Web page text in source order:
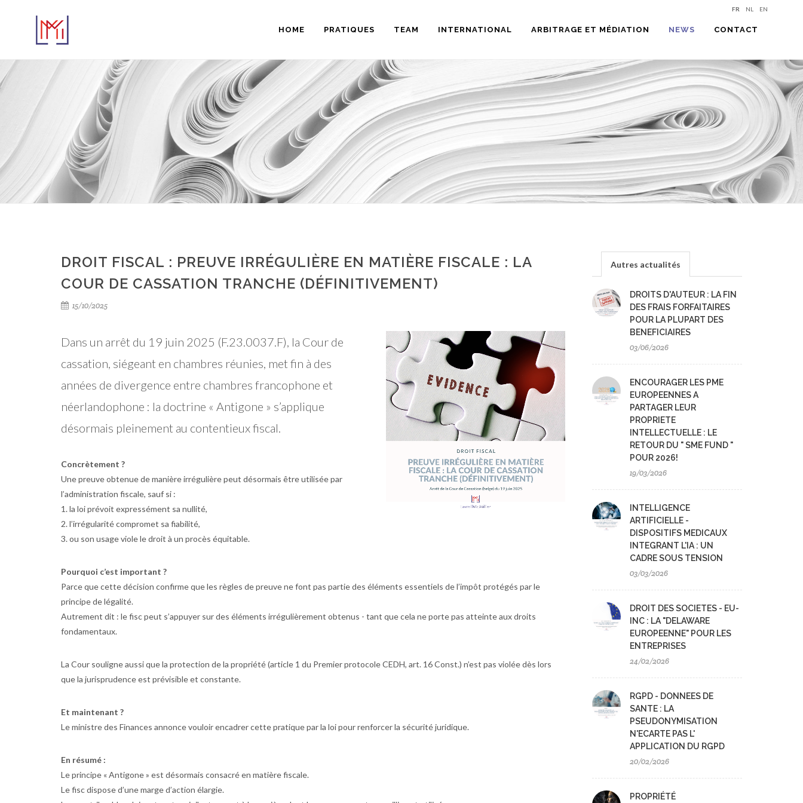
FR NL EN
HOME PRATIQUES TEAM INTERNATIONAL ARBITRAGE ET MÉDIATION NEWS CONTACT
DROIT FISCAL : PREUVE IRRÉGULIÈRE EN MATIÈRE FISCALE : LA
COUR DE CASSATION TRANCHE (DÉFINITIVEMENT)
15/10/2025
Dans un arrêt du 19 juin 2025 (F.23.0037.F), la Cour de
cassation, siégeant en chambres réunies, met fin à des
années de divergence entre chambres francophone et
néerlandophone : la doctrine « Antigone » s’applique
désormais pleinement au contentieux fiscal.
Concrètement ?
Unepreuve obtenue de manière irrégulièrepeut désormais être utilisée par
l’administration fiscale, sauf si :
1. la loi prévoit expressément sa nullité,
2. l’irrégularité compromet sa fiabilité,
3. ou son usage viole le droit à un procès équitable.
Pourquoi c’est important ?
Parce que cette décision confirme que les règles de preuvene font pas partie des éléments essentiels de l’impôt protégés par le
principe de légalité.
Autrement dit : le fisc peut s’appuyer sur des éléments irrégulièrement obtenus - tant que cela ne porte pas atteinte aux droits
fondamentaux.
La Cour souligne aussi que la protection de la propriété(article 1 du Premier protocole CEDH, art. 16 Const.) n’est pas violée dès lors
que la jurisprudence est prévisible et constante.
Et maintenant ?
Le ministre des Finances annonce vouloirencadrer cette pratique par la loipour renforcer la sécurité juridique.
En résumé :
Le principe « Antigone » est désormais consacréen matière fiscale.
Le fisc dispose d’une marge d’action élargie.
Autres actualités
DROITS D'AUTEUR : LA FIN
DES FRAIS FORFAITAIRES
POUR LA PLUPART DES
BENEFICIAIRES
03/06/2026
ENCOURAGER LES PME
EUROPEENNES A
PARTAGER LEUR
PROPRIETE
INTELLECTUELLE : LE
RETOUR DU " SME FUND "
POUR 2026!
19/03/2026
INTELLIGENCE
ARTIFICIELLE -
DISPOSITIFS MEDICAUX
INTEGRANT L'IA : UN
CADRE SOUS TENSION
03/03/2026
DROIT DES SOCIETES - EU-
INC : LA "DELAWARE
EUROPEENNE" POUR LES
ENTREPRISES
24/02/2026
RGPD - DONNEES DE
SANTE : LA
PSEUDONYMISATION
N'ECARTE PAS L'
APPLICATION DU RGPD
20/02/2026
PROPRIÉTÉ